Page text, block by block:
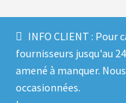
F
a
I
n
P
i
INFO CLIENT : Pour
fournisseurs jusqu'au
amené à manquer.
occasionnées.